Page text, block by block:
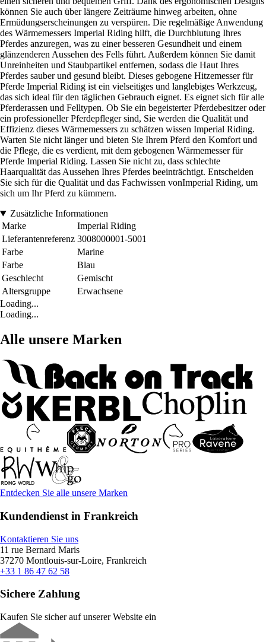
können Sie auch über längere Zeiträume hinweg arbeiten, ohne
Ermüdungserscheinungen zu verspüren. Die regelmäßige Anwendung
des Wärmemessers Imperial Riding hilft, die Durchblutung Ihres
Pferdes anzuregen, was zu einer besseren Gesundheit und einem
glänzenderen Aussehen des Fells führt. Außerdem können Sie damit
Unreinheiten und Staubpartikel entfernen, sodass die Haut Ihres
Pferdes sauber und gesund bleibt. Dieses gebogene Hitzemesser für
Pferde Imperial Riding ist ein vielseitiges und langlebiges Werkzeug,
das sich ideal für den täglichen Gebrauch eignet. Es eignet sich für alle
Pferderassen und Felltypen. Ob Sie ein begeisterter Pferdebesitzer oder
ein professioneller Pferdepfleger sind, Sie werden die Qualität und
Effizienz dieses Wärmemessers zu schätzen wissen Imperial Riding.
Warten Sie nicht länger und bieten Sie Ihrem Pferd den Komfort und
die Pflege, die es verdient, mit dem gebogenen Wärmemesser für
Pferde Imperial Riding. Lassen Sie nicht zu, dass schlechte
Haarqualität das Aussehen Ihres Pferdes beeinträchtigt. Entscheiden
Sie sich für die Qualität und das Fachwissen vonImperial Riding, um
sich um Ihr Pferd zu kümmern.
Zusätzliche Informationen
Marke
Imperial Riding
Lieferantenreferenz 3008000001-5001
Farbe
Marine
Farbe
Blau
Geschlecht
Gemischt
Altersgruppe
Erwachsene
Loading...
Loading...
Alle unsere Marken
Entdecken Sie alle unsere Marken
Kundendienst in Frankreich
Kontaktieren Sie uns
11 rue Bernard Maris
37270 Montlouis-sur-Loire, Frankreich
+33 1 86 47 62 58
Sichere Zahlung
Kaufen Sie sicher auf unserer Website ein